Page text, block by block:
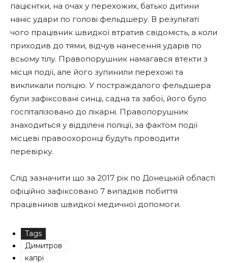
пацієнтки, на очах у перехожих, батько дитини
наніс удари по голові фельдшеру. В результаті
чого працівник швидкої втратив свідомість, а коли
приходив до тями, відчув нанесення ударів по
всьому тілу. Правопорушник намагався втекти з
місця події, але його зупинили перехожі та
викликали поліцію. У постраждалого фельдшера
були зафіксовані синці, садна та забої, його було
госпіталізовано до лікарні. Правопорушник
знаходиться у відділені поліції, за фактом події
місцеві правоохоронці будуть проводити
перевірку.
Слід зазначити що за 2017 рік по Донецькій області
офіційно зафіксовано 7 випадків побиття
працівників швидкої медичної допомоги.
Tags
Димитров
капрі